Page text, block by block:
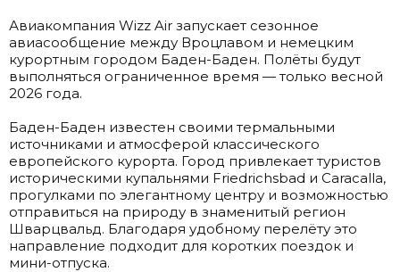
Авиакомпания Wizz Air запускает сезонное
авиасообщение между Вроцлавом и немецким
курортным городом Баден-Баден. Полёты будут
выполняться ограниченное время — только весной
2026 года.
Баден-Баден известен своими термальными
источниками и атмосферой классического
европейского курорта. Город привлекает туристов
историческими купальнями Friedrichsbad и Caracalla,
прогулками по элегантному центру и возможностью
отправиться на природу в знаменитый регион
Шварцвальд. Благодаря удобному перелёту это
направление подходит для коротких поездок и
мини-отпуска.